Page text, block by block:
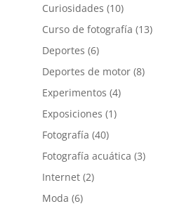
Curiosidades (10)
Curso de fotografía (13)
Deportes (6)
Deportes de motor(8)
Experimentos (4)
Exposiciones (1)
Fotografía (40)
Fotografía acuática (3)
Internet(2)
Moda (6)